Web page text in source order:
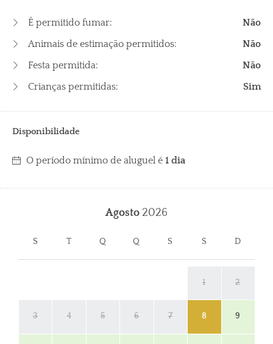
É permitido fumar:
Não
Animais de estimação permitidos:
Não
Festa permitida:
Não
Crianças permitidas:
Sim
Disponibilidade
O período mínimo de aluguel é 1 dia
Agosto 2026
S T Q Q S S D
1 2
3 4 5 6 7 8 9